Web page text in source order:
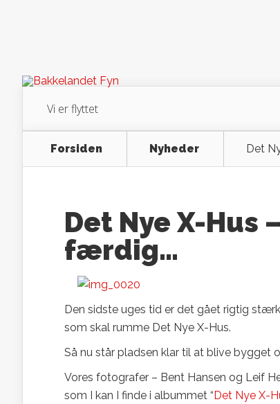
Vi er flyttet
Forsiden Nyheder Det
Det Nye X-Hus
færdig…
Den sidste uges tid er det gået rigtig
som skal rumme Det Nye X-Hus.
Så nu står pladsen klar til at blive bygget
Vores fotografer – Bent Hansen og Leif
som I kan I finde i albummet “Det Nye X-